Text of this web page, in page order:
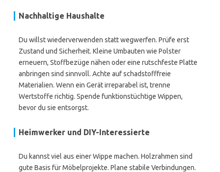
Nachhaltige Haushalte
Du willst wiederverwenden statt wegwerfen. Prüfe erst
Zustand und Sicherheit. Kleine Umbauten wie Polster
erneuern, Stoffbezüge nähen oder eine rutschfeste Platte
anbringen sind sinnvoll. Achte auf schadstofffreie
Materialien. Wenn ein Gerät irreparabel ist, trenne
Wertstoffe richtig. Spende funktionstüchtige Wippen,
bevor du sie entsorgst.
Heimwerker und DIY-Interessierte
Du kannst viel aus einer Wippe machen. Holzrahmen sind
gute Basis für Möbelprojekte. Plane stabile Verbindungen.